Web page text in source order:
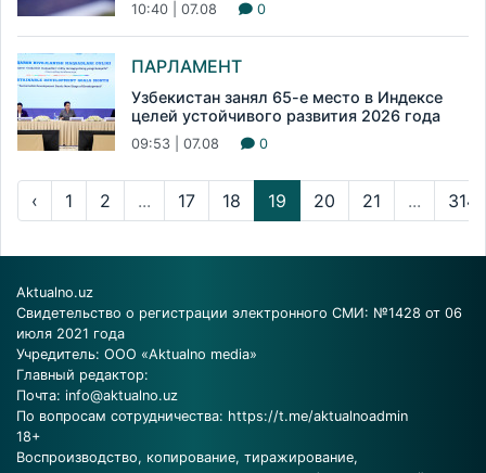
10:40 | 07.08 0
ПАРЛАМЕНТ
Узбекистан занял 65-е место в Индексе
целей устойчивого развития 2026 года
09:53 | 07.08 0
‹ 1 2 ... 17 18 19 20 21 ... 314
Aktualno.uz
Свидетельство о регистрации электронного СМИ: №1428 от 06
июля 2021 года
Учредитель: ООО «Aktualno media»
Главный редактор:
Почта: info@aktualno.uz
По вопросам сотрудничества: https://t.me/aktualnoadmin
18+
Воспроизводство, копирование, тиражирование,